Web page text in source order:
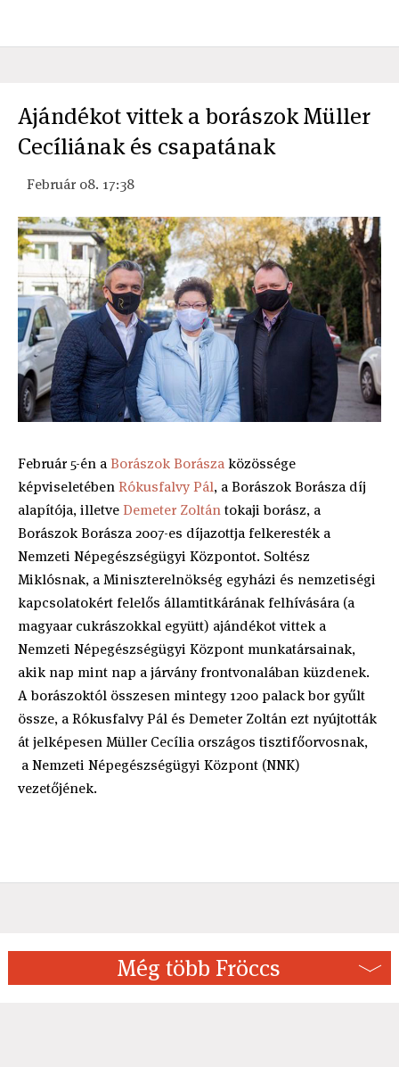
Ajándékot vittek a borászok Müller
Cecíliának és csapatának
Február 08. 17:38
Február 5-én aBorászok Borásza közössége
képviseletébenRókusfalvy Pál, a Borászok Borásza díj
alapítója, illetveDemeter Zoltántokaji borász, a
Borászok Borásza 2007-es díjazottja felkeresték a
Nemzeti Népegészségügyi Központot. Soltész
Miklósnak, a Miniszterelnökség egyházi és nemzetiségi
kapcsolatokért felelős államtitkárának felhívására (a
magyaar cukrászokkal együtt) ajándékot vittek a
Nemzeti Népegészségügyi Központ munkatársainak,
akik nap mint nap a járvány frontvonalában küzdenek.
A borászoktól összesen mintegy 1200 palack bor gyűlt
össze, a Rókusfalvy Pál és Demeter Zoltán ezt nyújtották
át jelképesen Müller Cecília országos tisztifőorvosnak,
a Nemzeti Népegészségügyi Központ (NNK)
vezetőjének.
Még több Fröccs